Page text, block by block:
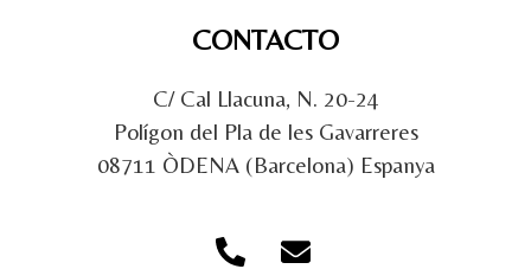
CONTACTO
C/ Cal Llacuna, N. 20-24
Polígon del Pla de les Gavarreres
08711 ÒDENA (Barcelona) Espanya